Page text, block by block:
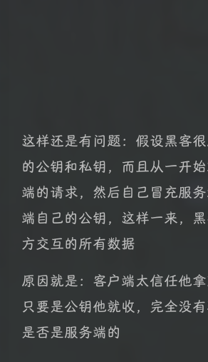
这样还是有问题：假设黑客
的公钥和私钥，而且从一开
端的请求，然后自己冒充服
端自己的公钥，这样一来，
方交互的所有数据
原因就是：客户端太信任他拿
只要是公钥他就收，完全没
是否是服务端的